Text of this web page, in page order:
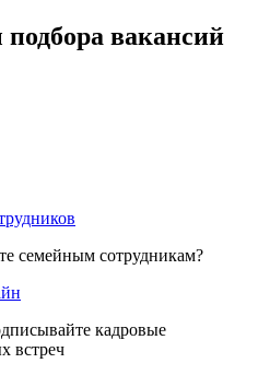
вакансий
семейным сотрудникам?
кадровые
встреч